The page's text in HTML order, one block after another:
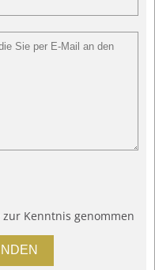
zur Kenntnis genommen